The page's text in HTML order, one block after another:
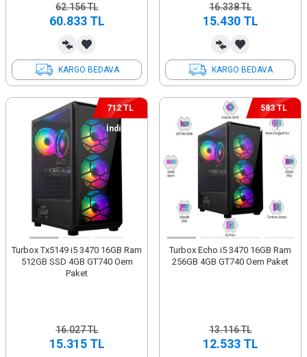
62.156TL
60.833TL
KARGO BEDAVA
16.338TL
15.430TL
KARGO BEDAVA
712 TL
İndirim
Turbox Tx5149 i5 3470 16GB Ram
512GB SSD 4GB GT740 Oem
Paket
16.027TL
15.315TL
583 TL
İndirim
Turbox Echo i5 3470 16GB Ram
256GB 4GB GT740 Oem Paket
13.116TL
12.533TL